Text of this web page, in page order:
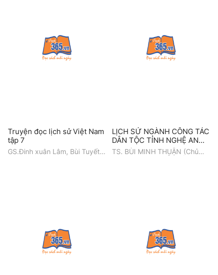
Truyện đọc lịch sử Việt Nam
tập 7
GS.Đinh xuân Lâm, Bùi Tuyết
LỊCH SỬ NGÀNH CÔNG TÁC
DÂN TỘC TỈNH NGHỆ AN
(1946 - 2026)
TS. BÙI MINH THUẬN (Chủ